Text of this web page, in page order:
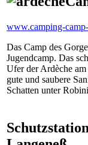
www.camping-
Das Camp des
Jugendcamp. Das
Ufer der Ardèche
gute und saubere
Schatten unter